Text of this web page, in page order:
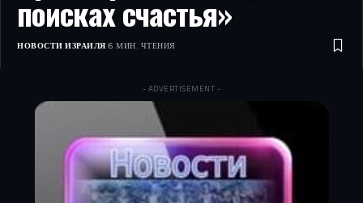
поисках счастья»
НОВОСТИ ИЗРАИЛЯ 6 МИН. ЧТЕНИЯ
- ADVERTISEMENT -